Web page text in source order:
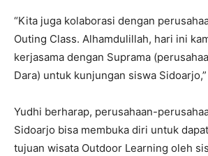
“Kita juga kolaborasi dengan
Outing Class. Alhamdulillah, hari ini
kerjasama dengan Suprama
Dara) untuk kunjungan siswa
Yudhi berharap, perusahaan-
Sidoarjo bisa membuka diri untuk
tujuan wisata Outdoor Learning oleh